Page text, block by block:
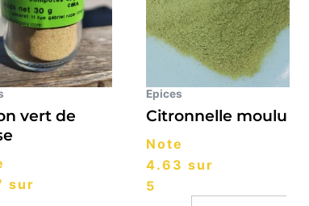
vert de
sur
Epices
Citronnelle moulu
Note
4.63 sur
5